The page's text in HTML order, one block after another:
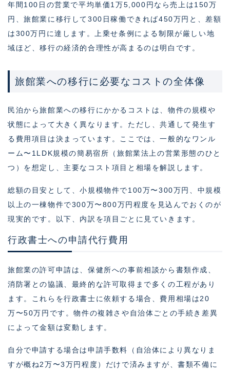
年間100日の営業で平均単価1万5,000円なら売上は150万
円、旅館業に移行して300日稼働できれば450万円と、差額
は300万円に達します。上乗せ条例による制限が厳しい地
域ほど、移行の経済的合理性が高まるのは明白です。
旅館業への移行に必要なコストの全体像
民泊から旅館業への移行にかかるコストは、物件の規模や
状態によって大きく異なります。ただし、共通して発生す
る費用項目は決まっています。ここでは、一般的なワンル
ーム〜1LDK規模の簡易宿所（旅館業法上の営業形態のひと
つ）を想定し、主要なコスト項目と相場を解説します。
総額の目安として、小規模物件で100万〜300万円、中規模
以上の一棟物件で300万〜800万円程度を見込んでおくのが
現実的です。以下、内訳を項目ごとに見ていきます。
行政書士への申請代行費用
旅館業の許可申請は、保健所への事前相談から書類作成、
消防署との協議、最終的な許可取得まで多くの工程があり
ます。これらを行政書士に依頼する場合、費用相場は20
万〜50万円です。物件の複雑さや自治体ごとの手続き差異
によって金額は変動します。
自分で申請する場合は申請手数料（自治体により異なりま
すが概ね2万〜3万円程度）だけで済みますが、書類不備に